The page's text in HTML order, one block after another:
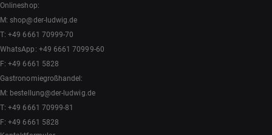
Onlineshop:
M:shop@der-ludwig.de
T:+49 6661 70999-70
WhatsApp: +49 6661 70999-60
F: +49 6661 5828
Gastronomiegroßhandel:
M: bestellung@der-ludwig.de
T:+49 6661 70999-81
F: +49 6661 5828